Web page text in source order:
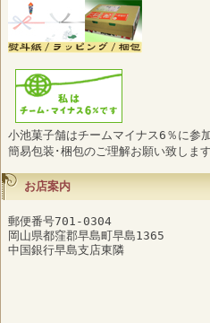
小池菓子舗はチームマイナス6％に参
簡易包装･梱包のご理解お願い致します
お店案内
郵便番号701-0304
岡山県都窪郡早島町早島1365
中国銀行早島支店東隣